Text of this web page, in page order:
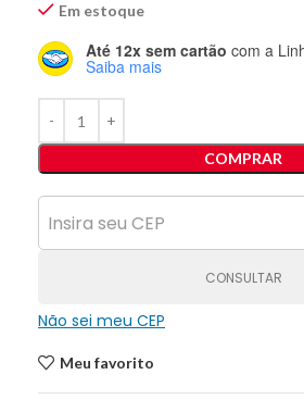
Em estoque
Até 12x sem cartão com a
Saiba mais
COMPRAR
CONSULTAR
Não sei meu CEP
Meu favorito